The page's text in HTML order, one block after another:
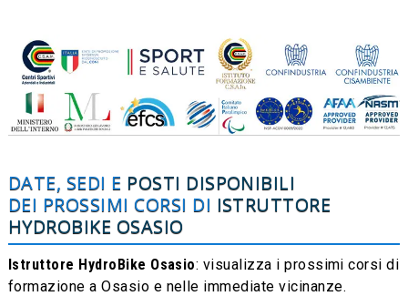
DATE, SEDI E POSTI DISPONIBILI
DEI PROSSIMI CORSI DI ISTRUTTORE
HYDROBIKE OSASIO
Istruttore HydroBike Osasio: visualizza i prossimi corsi di
formazione a Osasio e nelle immediate vicinanze.